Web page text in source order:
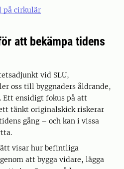
på cirkulär
att bekämpa tidens
vid SLU,
oss till byggnaders åldrande,
Ett ensidigt fokus på att
tänkt originalskick riskerar
gång – och kan i vissa
visar hur befintliga
att bygga vidare, lägga